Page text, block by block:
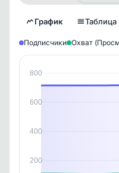
История канала
График Таблица
Подписчики Охват
800
600
400
200